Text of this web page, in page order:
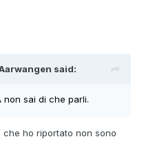
said:
non sai di che parli.
che ho riportato non sono